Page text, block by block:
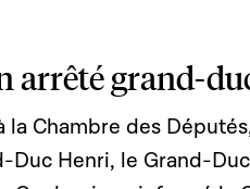
arrêté grand-
la Chambre des
Duc Henri, le Grand-